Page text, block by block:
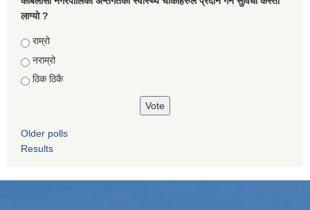
लाग्यो ?
Choices
राम्रो
नराम्रो
ठिक ठिकै
Older polls
Results